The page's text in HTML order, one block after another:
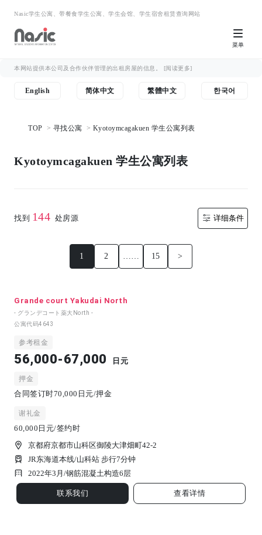
Nasic学生公寓、带餐食学生公寓、学生会馆、学生宿舍租赁查询网站
菜单
本网站提供本公司及合作伙伴管理的出租房屋的信息。 [阅读更多]
English 简体中文 繁體中文 한국어
TOP 寻找公寓 Kyotoymcagakuen 学生公寓列表
Kyotoymcagakuen 学生公寓列表
找到 144 处房源 详细条件
1 2 …… 15 >
Grande court Yakudai North
- グランデコート薬大North -
公寓代码4643
参考租金
56,000-67,000 日元
押金
合同签订时70,000日元/押金
谢礼金
60,000日元/签约时
京都府京都市山科区御陵大津畑町42-2
JR东海道本线/山科站 步行7分钟
2022年3月/钢筋混凝土构造6 层
联系我们 查看详情